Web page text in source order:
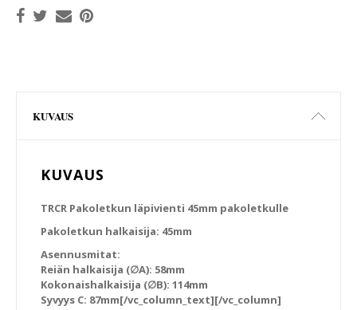
KUVAUS
KUVAUS
TRCR Pakoletkun läpivienti 45mm pakoletkulle
Pakoletkun halkaisija: 45mm
Asennusmitat:
Reiän halkaisija (∅A): 58mm
Kokonaishalkaisija (∅B): 114mm
Syvyys C: 87mm[/vc_column_text][/vc_column]